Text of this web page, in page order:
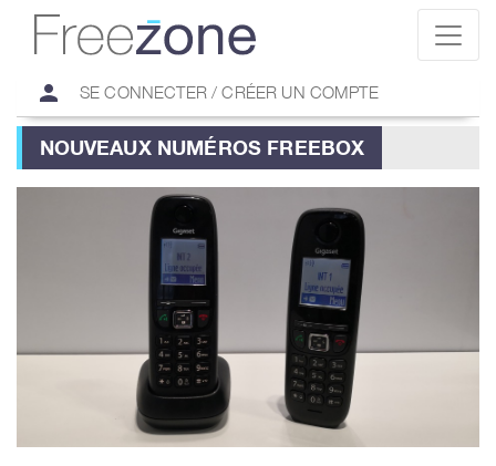
person SE CONNECTER / CRÉER UN COMPTE
NOUVEAUX NUMÉROS FREEBOX